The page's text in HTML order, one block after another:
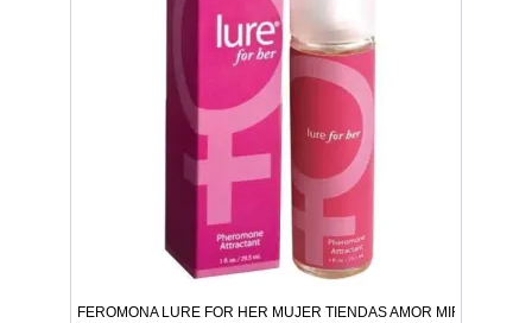
FEROMONA LURE FOR HER MUJER TIENDAS AMOR MIRAFLORES